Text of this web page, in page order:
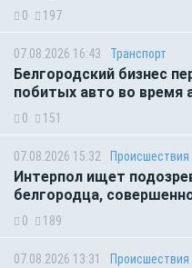
0 197
07.08.2026 16:43 Транспорт
Белгородский бизнес
побитых авто во время
0 151
07.08.2026 15:32 Происшествия
Интерпол ищет
белгородца,
0 189
07.08.2026 13:31 Происшествия